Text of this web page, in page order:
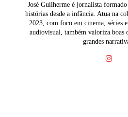
José Guilherme é jornalista
histórias desde a infância. Atua na
2023, com foco em cinema, séries
audiovisual, também valoriza boas
grandes